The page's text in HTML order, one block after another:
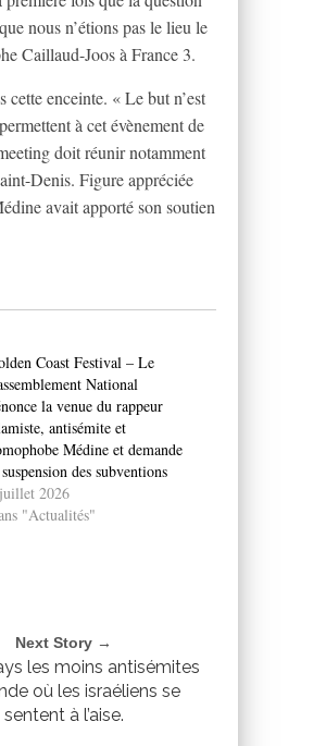
nous n’étions pas le lieu le
Caillaud-Joos à France 3.
cette enceinte. « Le but n’est
à cet évènement de
doit réunir notamment
Denis. Figure appréciée
avait apporté son soutien
Coast Festival – Le
National
la venue du rappeur
antisémite et
Médine et demande
des subventions
2026
"Actualités"
Next Story →
les moins antisémites
où les israéliens se
sentent à l’aise.